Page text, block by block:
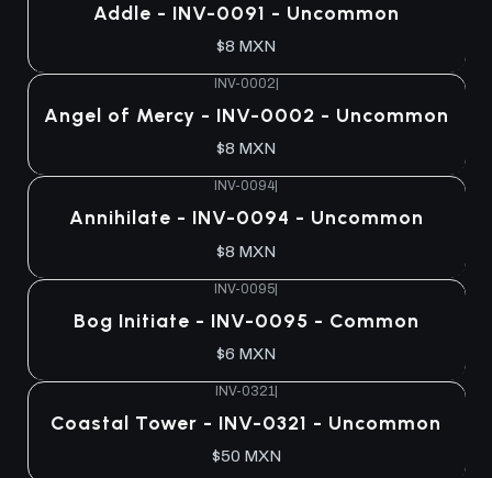
Addle - INV-0091 - Uncommon
$8 MXN
INV-0002|
Angel of Mercy - INV-0002 - Uncommon
$8 MXN
INV-0094
Annihilate - INV-0094 - Uncommon
$8 MXN
INV-0095|
Bog Initiate - INV-0095 - Common
$6 MXN
INV-0321|
Coastal Tower - INV-0321 - Uncommon
$50 MXN